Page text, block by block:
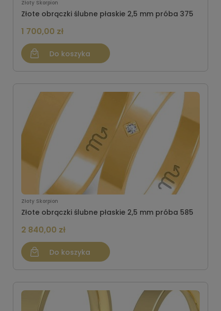
Złoty Skorpion
Złote obrączki ślubne płaskie 2,5 mm próba 375
1 700,00 zł
Do koszyka
Złoty Skorpion
Złote obrączki ślubne płaskie 2,5 mm próba 585
2 840,00 zł
Do koszyka